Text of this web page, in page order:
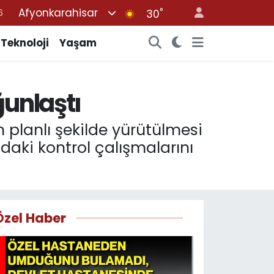
Afyonkarahisar 30°
Teknoloji Yaşam
şekilde yürütülmesi
kontrol çalışmalarını
Haber